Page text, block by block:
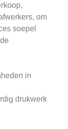
om
soepel
in
drukwerk